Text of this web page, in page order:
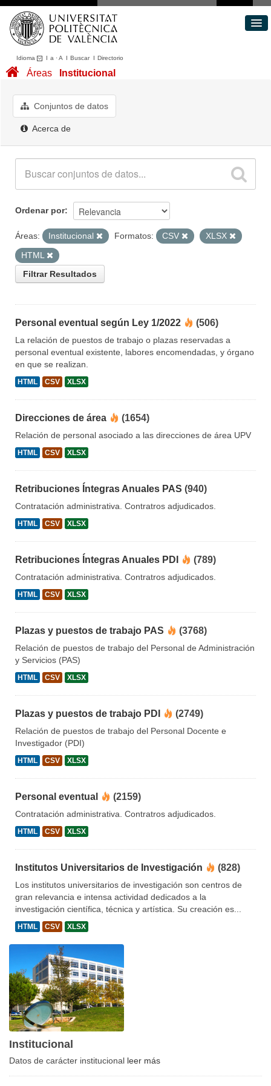
Idioma I a ·A I BuscarI Directorio
Conjuntos de datos
Acerca de
Áreas Institucional
Conjuntos de datos
Acerca de
Ordenar por
Áreas: Institucional Formatos: CSV
XLSX
HTML
Filtrar Resultados
Personal eventual según Ley 1/2022 (506)
La relación de puestos de trabajo o plazas reservadas a
personal eventual existente, labores encomendadas, y órgano
en que se realizan.
HTML CSV XLSX
Direcciones de área (1654)
Relación de personal asociado a las direcciones de área UPV
HTML CSV XLSX
Retribuciones Íntegras Anuales PAS (940)
Contratación administrativa. Contratros adjudicados.
HTML CSV XLSX
Retribuciones Íntegras Anuales PDI (789)
Contratación administrativa. Contratros adjudicados.
HTML CSV XLSX
Plazas y puestos de trabajo PAS (3768)
Relación de puestos de trabajo del Personal de Administración
y Servicios (PAS)
HTML CSV XLSX
Plazas y puestos de trabajo PDI (2749)
Relación de puestos de trabajo del Personal Docente e
Investigador (PDI)
HTML CSV XLSX
Personal eventual (2159)
Contratación administrativa. Contratros adjudicados.
HTML CSV XLSX
Institutos Universitarios de Investigación (828)
Los institutos universitarios de investigación son centros de
gran relevancia e intensa actividad dedicados a la
investigación científica, técnica y artística. Su creación es...
HTML CSV XLSX
Institucional
Datos de carácter institucional leer más